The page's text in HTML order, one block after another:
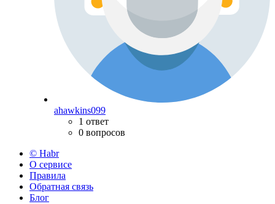
ahawkins099
1 ответ
0 вопросов
© Habr
О сервисе
Правила
Обратная связь
Блог